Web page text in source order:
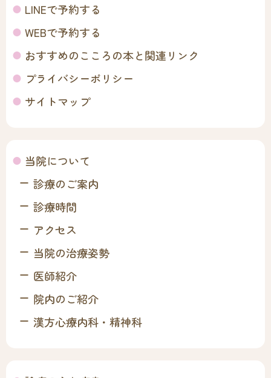
LINEで予約する
WEBで予約する
おすすめのこころの本と関連リンク
プライバシーポリシー
サイトマップ
当院について
診療のご案内
診療時間
アクセス
当院の治療姿勢
医師紹介
院内のご紹介
漢方心療内科・精神科